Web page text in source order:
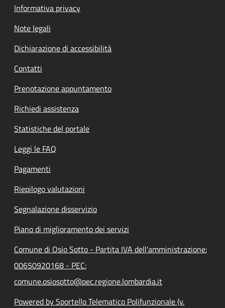
Informativa privacy
Note legali
Dichiarazione di accessibilità
Contatti
Prenotazione appuntamento
Richiedi assistenza
Statistiche del portale
Leggi le FAQ
Pagamenti
Riepilogo valutazioni
Segnalazione disservizio
Piano di miglioramento dei servizi
Comune di Osio Sotto - Partita IVA dell'amministrazione:
00650920168 - PEC:
comune.osiosotto@pec.regione.lombardia.it
Powered by Sportello Telematico Polifunzionale (v.